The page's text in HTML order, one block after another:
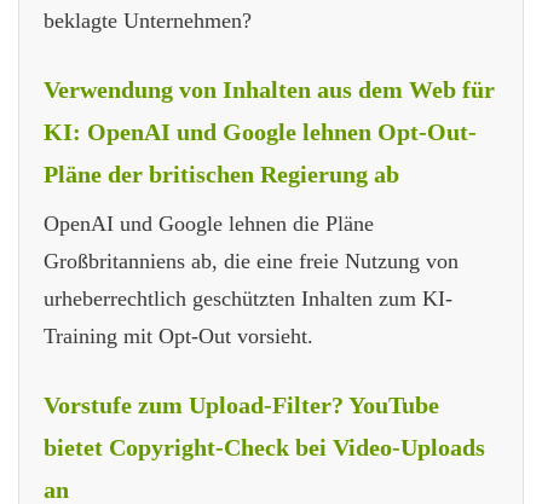
beklagte Unternehmen?
Verwendung von Inhalten aus dem Web für
KI: OpenAI und Google lehnen Opt-Out-
Pläne der britischen Regierung ab
OpenAI und Google lehnen die Pläne
Großbritanniens ab, die eine freie Nutzung von
urheberrechtlich geschützten Inhalten zum KI-
Training mit Opt-Out vorsieht.
Vorstufe zum Upload-Filter? YouTube
bietet Copyright-Check bei Video-Uploads
an